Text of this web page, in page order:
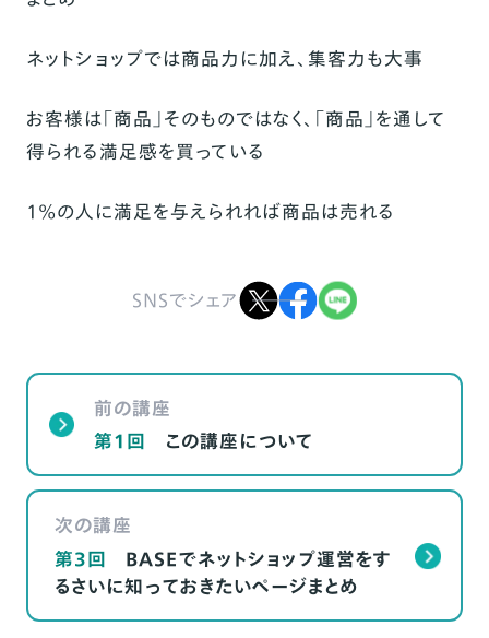
ネットショップでは商品力に加え、集客力も大事
お客様は「商品」そのものではなく、「商品」を通して
得られる満足感を買っている
1%の人に満足を与えられれば商品は売れる
SNSでシェア
前の講座
第1回
この講座について
次の講座
第3回
BASEでネットショップ運営をす
るさいに知っておきたいページまとめ